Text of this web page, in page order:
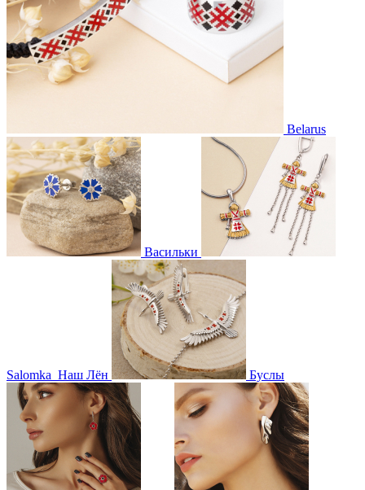
Belarus
Васильки
Salomka Наш Лён Буслы